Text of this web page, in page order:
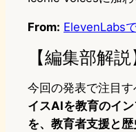
From: ElevenLabs
【編集部解説
今回の発表で注目す
イスAIを教育のイ
を、教育者支援と